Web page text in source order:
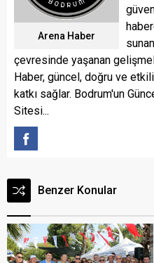
Arena Haber
çevresinde yaşanan
Haber, güncel, doğru ve
katkı sağlar. Bodrum'un
Sitesi...
Benzer Konular